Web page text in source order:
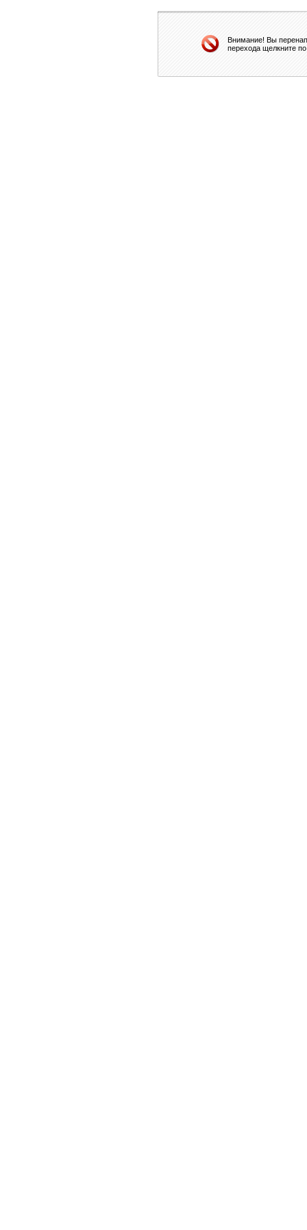
Внимание! Вы
перехода щелкните